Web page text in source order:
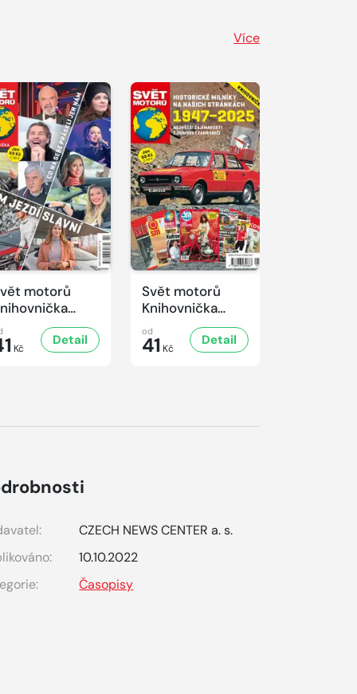
Více
motorů
2/2025
Kč
Detail
Svět motorů
Knihovnička
1/2025
od
41 Kč
Detail
CZECH NEWS CENTER a. s.
10.10.2022
Časopisy